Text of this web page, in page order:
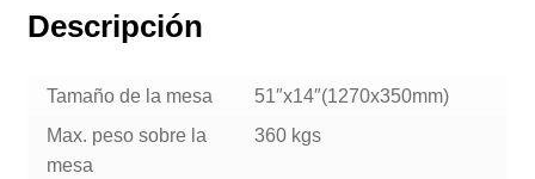
Descripción
Tamaño de la mesa
51″x14″(1270x350mm)
Max. peso sobre la
mesa
360 kgs